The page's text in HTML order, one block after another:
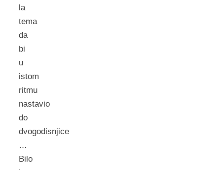
la
tema
da
bi
u
istom
ritmu
nastavio
do
dvogodisnjice
…
Bilo